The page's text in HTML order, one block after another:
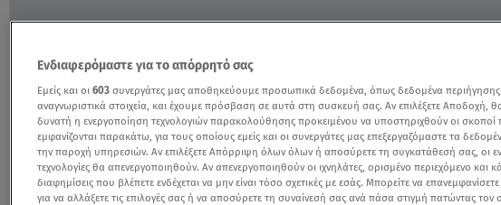
Ενδιαφερόμαστε για το απόρρητό σας
Εμείς και οι 603 συνεργάτες μας αποθηκεύουμε προσωπικά δεδομένα, όπως δεδομένα
αναγνωριστικά στοιχεία, και έχουμε πρόσβαση σε αυτά στη συσκευή σας. Αν επιλέξετε Αποδοχή,
δυνατή η ενεργοποίηση τεχνολογιών παρακολούθησης προκειμένου να υποστηριχθούν οι σκοποί
εμφανίζονται παρακάτω, για τους οποίους εμείς και οι συνεργάτες μας επεξεργαζόμαστε τα
την παροχή υπηρεσιών. Αν επιλέξετε Απόρριψη όλων όλων ή αποσύρετε τη συγκατάθεσή σας, οι
τεχνολογίες θα απενεργοποιηθούν. Αν απενεργοποιηθούν οι ιχνηλάτες, ορισμένο περιεχόμενο και
διαφημίσεις που βλέπετε ενδέχεται να μην είναι τόσο σχετικές με εσάς. Μπορείτε να
για να αλλάξετε τις επιλογές σας ή να αποσύρετε τη συναίνεσή σας ανά πάσα στιγμή πατώντας τον